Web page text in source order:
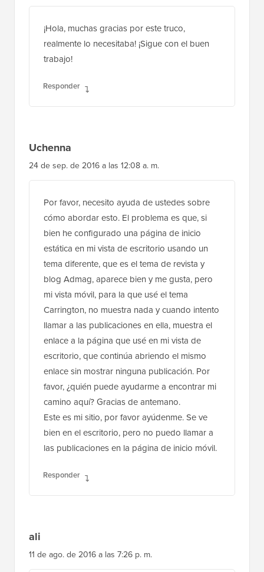
¡Hola, muchas gracias por este truco,
realmente lo necesitaba! ¡Sigue con el buen
trabajo!
Responder
Uchenna
24 de sep. de 2016 a las 12:08 a. m.
Por favor, necesito ayuda de ustedes sobre
cómo abordar esto. El problema es que, si
bien he configurado una página de inicio
estática en mi vista de escritorio usando un
tema diferente, que es el tema de revista y
blog Admag, aparece bien y me gusta, pero
mi vista móvil, para la que usé el tema
Carrington, no muestra nada y cuando intento
llamar a las publicaciones en ella, muestra el
enlace a la página que usé en mi vista de
escritorio, que continúa abriendo el mismo
enlace sin mostrar ninguna publicación. Por
favor, ¿quién puede ayudarme a encontrar mi
camino aquí? Gracias de antemano.
Este es mi sitio, por favor ayúdenme. Se ve
bien en el escritorio, pero no puedo llamar a
las publicaciones en la página de inicio móvil.
Responder
ali
11 de ago. de 2016 a las 7:26 p. m.